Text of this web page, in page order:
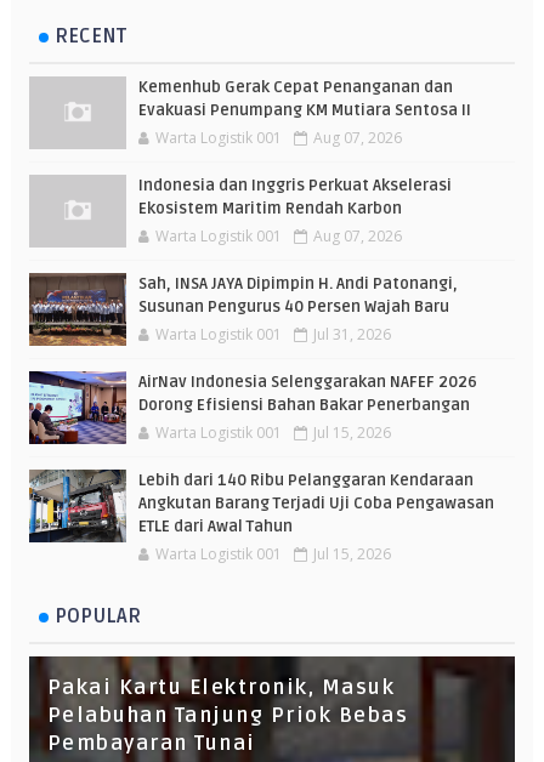
RECENT
Kemenhub Gerak Cepat Penanganan dan
Evakuasi Penumpang KM Mutiara Sentosa II
Warta Logistik 001 Aug 07, 2026
Indonesia dan Inggris Perkuat Akselerasi
Ekosistem Maritim Rendah Karbon
Warta Logistik 001 Aug 07, 2026
Sah, INSA JAYA Dipimpin H. Andi Patonangi,
Susunan Pengurus 40 Persen Wajah Baru
Warta Logistik 001 Jul 31, 2026
AirNav Indonesia Selenggarakan NAFEF 2026
Dorong Efisiensi Bahan Bakar Penerbangan
Warta Logistik 001 Jul 15, 2026
Lebih dari 140 Ribu Pelanggaran Kendaraan
Angkutan Barang Terjadi Uji Coba Pengawasan
ETLE dari Awal Tahun
Warta Logistik 001 Jul 15, 2026
POPULAR
Pakai Kartu Elektronik, Masuk
Pelabuhan Tanjung Priok Bebas
Pembayaran Tunai